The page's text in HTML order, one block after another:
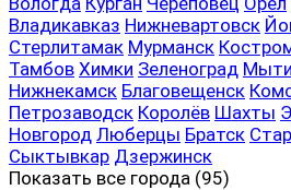
Владикавказ Нижневартовск
Стерлитамак Мурманск
Тамбов Химки Зеленоград
Нижнекамск Благовещенск
Петрозаводск Королёв Шахты
Новгород Люберцы Братск
Сыктывкар Дзержинск
Показать все города (95)